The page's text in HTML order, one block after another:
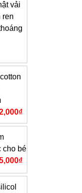
vải
ren
₫
cho bé
₫